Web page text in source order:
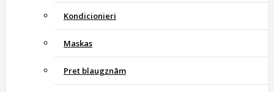
Kondicionieri
Maskas
Pret blaugznām